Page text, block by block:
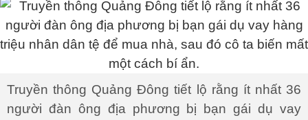
Truyền thông Quảng Đông tiết lộ rằng ít nhất 36
người đàn ông địa phương bị bạn gái dụ vay